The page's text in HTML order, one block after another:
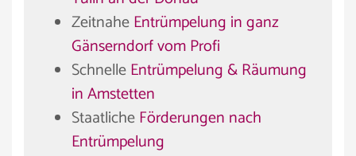
ZeitnaheEntrümpelung in ganz
Gänserndorf vom Profi
SchnelleEntrümpelung & Räumung
in Amstetten
StaatlicheFörderungen nach
Entrümpelung